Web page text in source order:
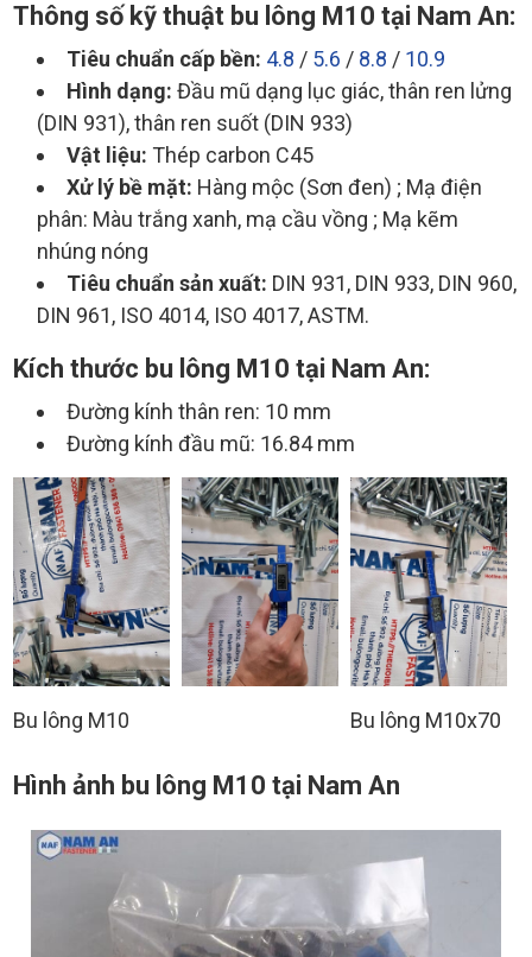
Thông số kỹ thuật bu lông M10 tại Nam An:
Tiêu chuẩn cấp bền: 4.8 / 5.6 / 8.8 / 10.9
Hình dạng: Đầu mũ dạng lục giác, thân ren lửng
(DIN 931), thân ren suốt (DIN 933)
Vật liệu: Thép carbon C45
Xử lý bề mặt: Hàng mộc (Sơn đen) ; Mạ điện
phân: Màu trắng xanh, mạ cầu vồng ; Mạ kẽm
nhúng nóng
Tiêu chuẩn sản xuất: DIN 931, DIN 933, DIN 960,
DIN 961, ISO 4014, ISO 4017, ASTM.
Kích thước bu lông M10 tại Nam An:
Đường kính thân ren: 10 mm
Đường kính đầu mũ: 16.84 mm
Bu lông M10 Bu lông M10x70
Hình ảnh bu lông M10 tại Nam An